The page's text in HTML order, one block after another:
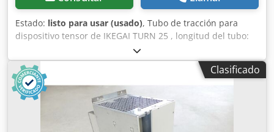
Estado: listo para usar (usado), Tubo de tracción para
dispositivo tensor de IKEGAI TURN 25 , longitud del tubo:
730 mm, Ø 75 mm, accionamiento hidráulico, usado,
señales normales de desgaste, 100% funcional ATENCIÓN:
¡Por favor, pregunte por los gastos de embalaje y
transporte por separado! ATENCIÓN: ¡Por favor, pregunte
por los gastos de embalaje y transporte por separado!
Djdpezr Ddhsfx Adzsck
Clasificado